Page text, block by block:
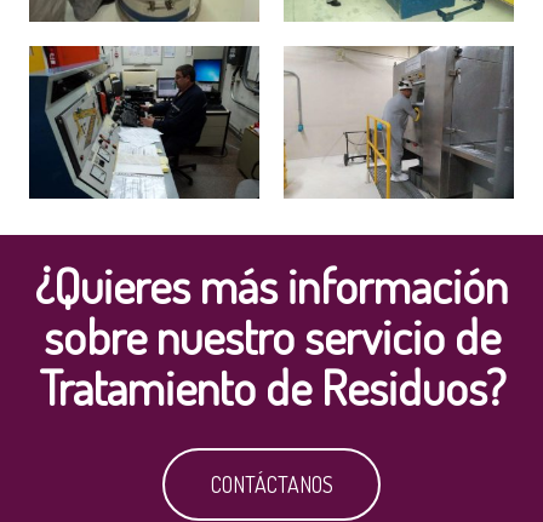
¿Quieres más información
sobre nuestro servicio de
Tratamiento de Residuos?
CONTÁCTANOS